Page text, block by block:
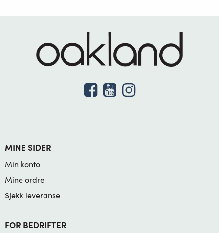
MINE SIDER
Min konto
Mine ordre
Sjekk leveranse
FOR BEDRIFTER